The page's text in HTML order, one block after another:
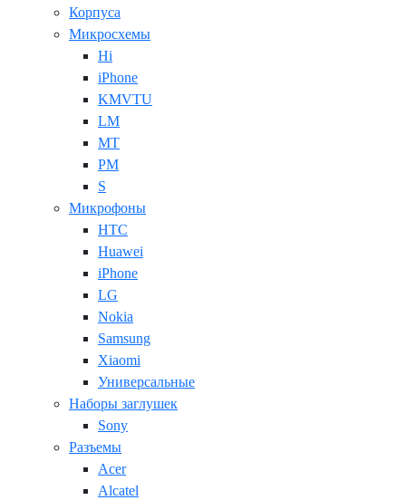
Корпуса
Микросхемы
Hi
iPhone
KMVTU
LM
MT
PM
S
Микрофоны
HTC
Huawei
iPhone
LG
Nokia
Samsung
Xiaomi
Универсальные
Наборы заглушек
Sony
Разъемы
Acer
Alcatel